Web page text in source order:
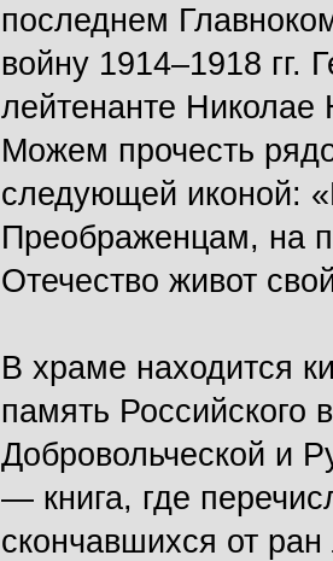
последнем
войну 1914–1918 гг.
лейтенанте Николае
Можем прочесть
следующей иконой:
Преображенцам, на
Отечество живот
В храме находится
память Российского
Добровольческой и
— книга, где
скончавшихся от ран